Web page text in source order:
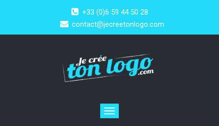
+33 (0)6 59 44 50 28
contact@jecreetonlogo.com
Toggle
navigation